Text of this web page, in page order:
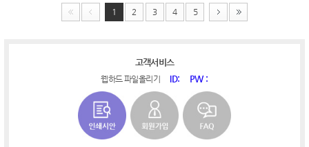
1 2 3 4 5
고객서비스
웹하드 파일올리기 ID: PW :